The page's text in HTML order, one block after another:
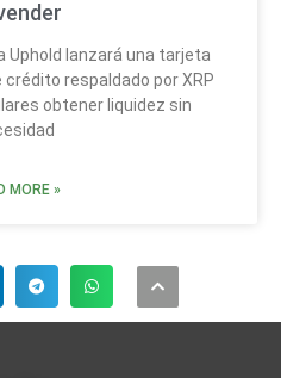
Uphold lanzará una tarjeta
respaldado por XRP
obtener liquidez sin
MORE »